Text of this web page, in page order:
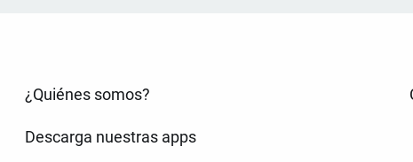
¿Quiénes somos?
Descarga nuestras apps